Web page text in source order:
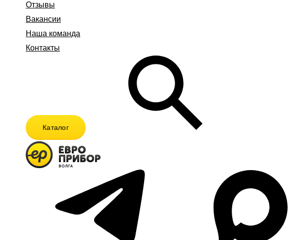
Отзывы
Вакансии
Наша команда
Контакты
Каталог